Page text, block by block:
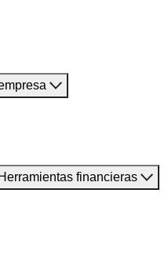
Herramientas financieras